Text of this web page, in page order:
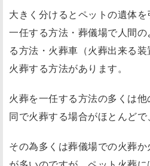
大きく分けるとペットの遺体
一任する方法・葬儀場で人間
る方法・火葬車（火葬出来る
火葬する方法があります。
火葬を一任する方法の多くは
同で火葬する場合がほとんどで
その為多くは葬儀場での火葬